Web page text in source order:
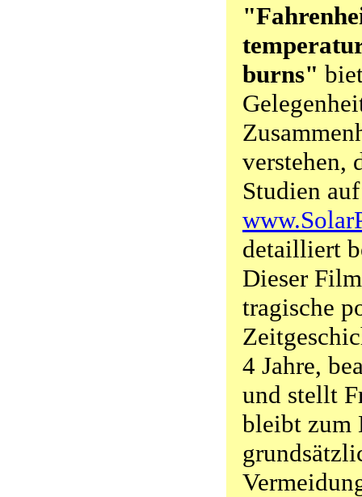
burns"
verstehen,
Studien auf
detailliert
Dieser
tragische
4 Jahre,
und stellt
bleibt zum